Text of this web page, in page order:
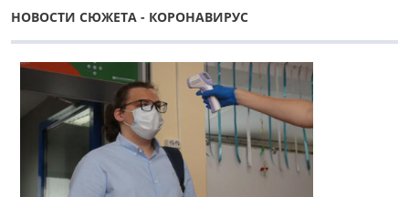
НОВОСТИ СЮЖЕТА - КОРОНАВИРУС